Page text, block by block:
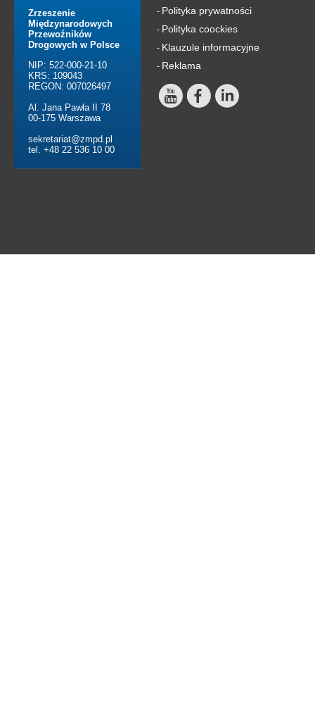
Zrzeszenie
Międzynarodowych
Przewoźników
Drogowych w Polsce
NIP: 522-000-21-10
KRS: 109043
REGON: 007026497
Al. Jana Pawła II 78
00-175 Warszawa
sekretariat@zmpd.pl
tel. +48 22 536 10 00
- Polityka prywatności
- Polityka coockies
- Klauzule informacyjne
- Reklama